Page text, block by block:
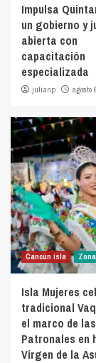
Impulsa
un gobierno y
abierta con
capacitación
especializada
julianp agosto
Cancún isla
Isla Mujeres
tradicional
el marco de
Patronales en
Virgen de la